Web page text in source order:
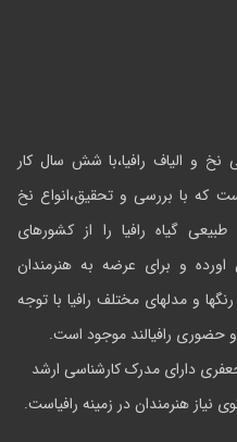
نخ و الیاف رافیا،با شش سال کار
که با بررسی و تحقیق،انواع نخ
طبیعی گیاه رافیا را از کشورهای
اورده و برای عرضه به هنرمندان
و مدلهای مختلف رافیا با توجه
و حضوری رافیالند موجود است.
دارای مدرک کارشناسی ارشد
نیاز هنرمندان در زمینه رافیاست.